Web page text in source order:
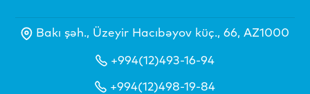
Bakı şəh., Üzeyir Hacıbəyov küç., 66, AZ1000
+994(12)493-16-94
+994(12)498-19-84